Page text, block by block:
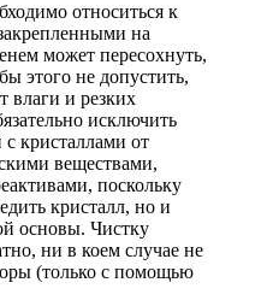
относиться к
на
может пересохнуть,
этого не допустить,
влаги и резких
исключить
кристаллами от
веществами,
поскольку
кристалл, но и
основы. Чистку
ни в коем случае не
(только с помощью